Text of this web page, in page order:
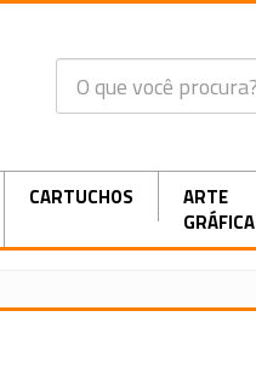
CARTUCHOS
ARTE
GRÁFICA